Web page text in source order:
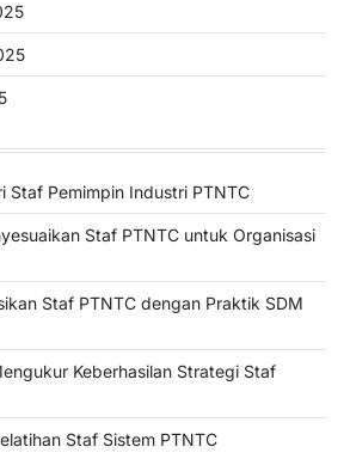
Staf Pemimpin Industri PTNTC
Staf PTNTC untuk Organisasi
Staf PTNTC dengan Praktik SDM
Keberhasilan Strategi Staf
Staf Sistem PTNTC